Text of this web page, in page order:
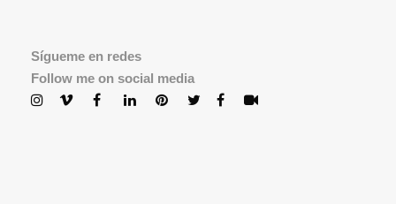
Sígueme en redes
Follow me on social media